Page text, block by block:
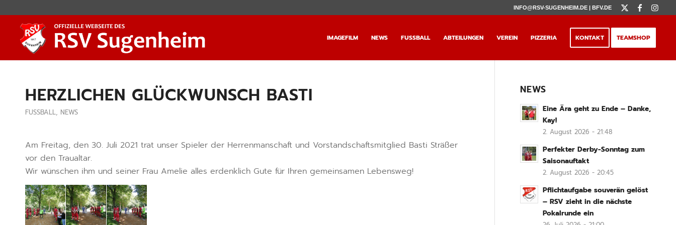
INFO@RSV-SUGENHEIM.DE |BFV.DE
IMAGEFILM NEWS FUSSBALL ABTEILUNGEN VEREIN PIZZERIA KONTAKT TEAMSHOP
HERZLICHEN GLÜCKWUNSCH BASTI
FUSSBALL, NEWS
Am Freitag, den 30. Juli 2021 trat unser Spieler der Herrenmanschaft und Vorstandschaftsmitglied Basti Sträßer
vor den Traualtar.
Wir wünschen ihm und seiner Frau Amelie alles erdenklich Gute für Ihren gemeinsamen Lebensweg!
NEWS
Eine Ära geht zu Ende – Danke,
Kay!
2. August 2026 - 21:48
Perfekter Derby-Sonntag zum
Saisonauftakt
2. August 2026 - 20:45
Pflichtaufgabe souverän gelöst
– RSV zieht in die nächste
Pokalrunde ein